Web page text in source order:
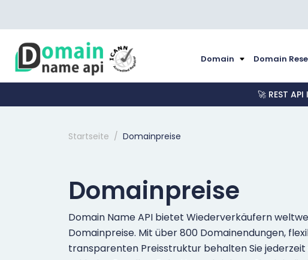
Domain Domain
🚀 REST
Startseite Domainpreise
Domainpreise
Domain Name API bietet Wiederverkäufern
Domainpreise. Mit über 800 Domainendungen,
transparenten Preisstruktur behalten Sie jederzeit